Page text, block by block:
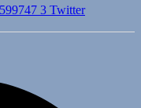
3 Twitter